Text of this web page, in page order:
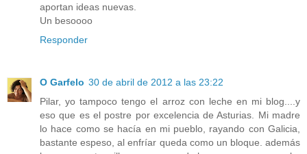
aportan ideas nuevas.
Un besoooo
Responder
O Garfelo 30 de abril de 2012 a las 23:22
Pilar, yo tampoco tengo el arroz con leche en mi blog....y
eso que es el postre por excelencia de Asturias. Mi madre
lo hace como se hacía en mi pueblo, rayando con Galicia,
bastante espeso, al enfríar queda como un bloque. además